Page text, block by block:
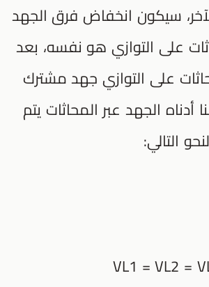
سيكون انخفاض فرق الجهد
على التوازي هو نفسه، بعد
على التوازي جهد مشترك
أدناه الجهد عبر المحاثات يتم
التالي:
VL1 = VL2 =